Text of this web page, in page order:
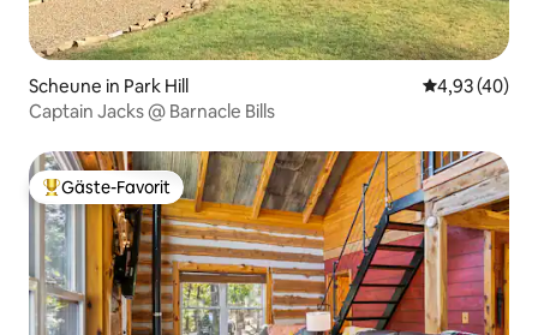
Scheune in Park Hill
4,93 (40)
Captain Jacks @ Barnacle Bills
Beliebter Gäste-Favorit.
Gäste-Favorit